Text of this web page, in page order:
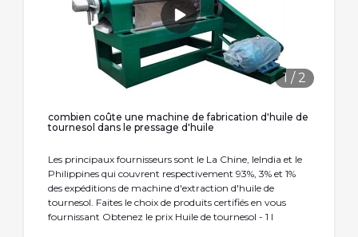
1 / 2
combien coûte une machine de fabrication d'huile de
tournesol dans le pressage d'huile
Les principaux fournisseurs sont le La Chine, leIndia et le
Philippines qui couvrent respectivement 93%, 3% et 1%
des expéditions de machine d'extraction d'huile de
tournesol. Faites le choix de produits certifiés en vous
fournissant Obtenez le prix Huile de tournesol - 1 l